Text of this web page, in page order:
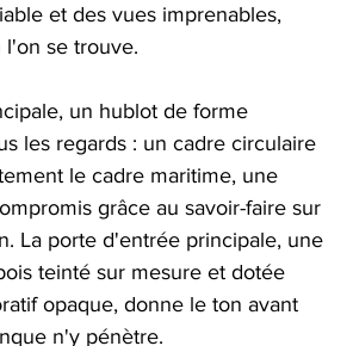
et des vues imprenables,
se trouve.
un hublot de forme
les regards : un cadre circulaire
le cadre maritime, une
grâce au savoir-faire sur
La porte d'entrée principale, une
teinté sur mesure et dotée
opaque, donne le ton avant
n'y pénètre.